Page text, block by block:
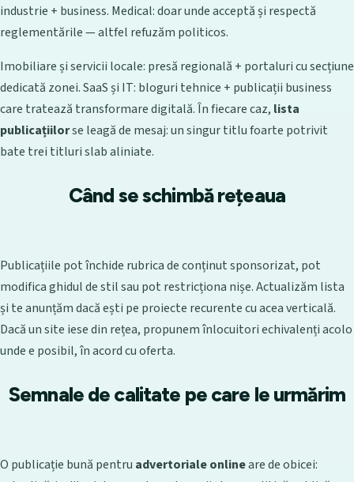
industrie + business. Medical: doar unde acceptă și respectă
reglementările — altfel refuzăm politicos.
Imobiliare și servicii locale: presă regională + portaluri cu secțiune
dedicată zonei. SaaS și IT: bloguri tehnice + publicații business
care tratează transformare digitală. În fiecare caz, lista
publicațiilorse leagă de mesaj: un singur titlu foarte potrivit
bate trei titluri slab aliniate.
Când se schimbă rețeaua
Publicațiile pot închide rubrica de conținut sponsorizat, pot
modifica ghidul de stil sau pot restricționa nișe. Actualizăm lista
și te anunțăm dacă ești pe proiecte recurente cu acea verticală.
Dacă un site iese din rețea, propunem înlocuitori echivalenți acolo
unde e posibil, în acord cu oferta.
Semnale de calitate pe care le urmărim
O publicație bună pentru advertoriale onlineare de obicei: